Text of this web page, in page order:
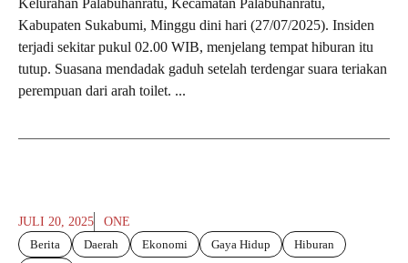
Kelurahan Palabuhanratu, Kecamatan Palabuhanratu,
Kabupaten Sukabumi, Minggu dini hari (27/07/2025). Insiden
terjadi sekitar pukul 02.00 WIB, menjelang tempat hiburan itu
tutup. Suasana mendadak gaduh setelah terdengar suara teriakan
perempuan dari arah toilet. ...
JULI 20, 2025
ONE
Berita
Daerah Ekonomi Gaya Hidup
Hiburan